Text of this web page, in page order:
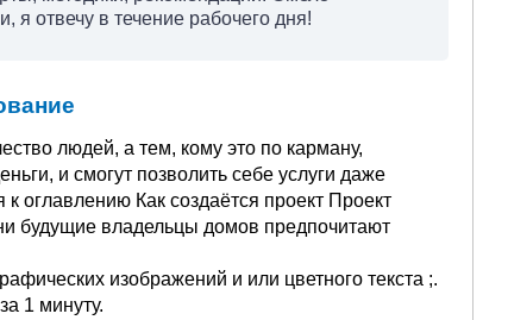
отвечу в течение рабочего дня!
людей, а тем, кому это по карману,
и смогут позволить себе услуги даже
оглавлению Как создаётся проект Проект
будущие владельцы домов предпочитают
изображений и или цветного текста ;.
1 минуту.